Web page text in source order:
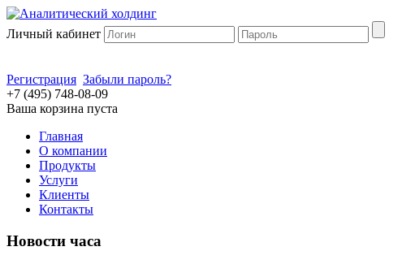
Личный кабинет
Регистрация Забыли пароль?
+7 (495) 748-08-09
Ваша корзина пуста
Главная
О компании
Продукты
Услуги
Клиенты
Контакты
Новости часа